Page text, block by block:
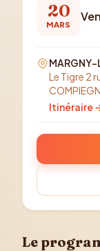
20
MARS
Le Tigre 2
Itinéraire
Le